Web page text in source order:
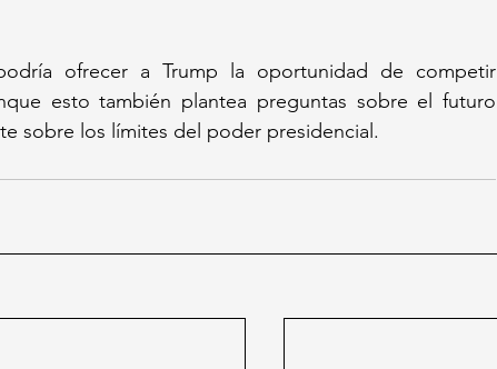
ofrecer a Trump la oportunidad de competir
esto también plantea preguntas sobre el futuro
sobre los límites del poder presidencial.